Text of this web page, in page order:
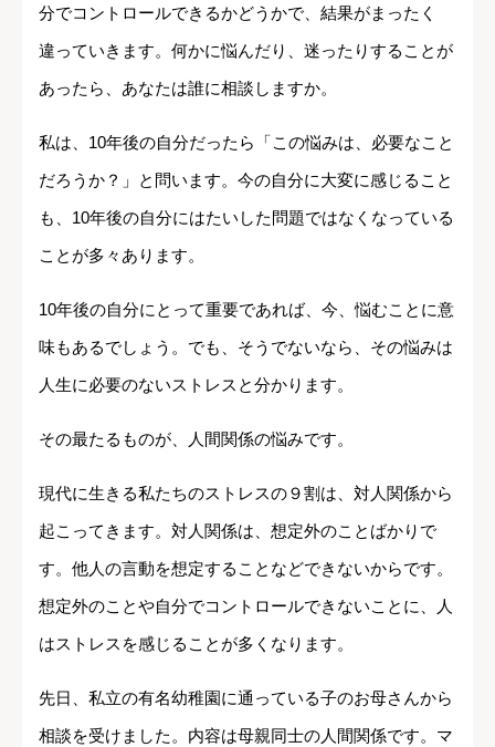
分でコントロールできるかどうかで、結果がまったく
違っていきます。何かに悩んだり、迷ったりすることが
あったら、あなたは誰に相談しますか。
私は、10年後の自分だったら「この悩みは、必要なこと
だろうか？」と問います。今の自分に大変に感じること
も、10年後の自分にはたいした問題ではなくなっている
ことが多々あります。
10年後の自分にとって重要であれば、今、悩むことに意
味もあるでしょう。でも、そうでないなら、その悩みは
人生に必要のないストレスと分かります。
その最たるものが、人間関係の悩みです。
現代に生きる私たちのストレスの９割は、対人関係から
起こってきます。対人関係は、想定外のことばかりで
す。他人の言動を想定することなどできないからです。
想定外のことや自分でコントロールできないことに、人
はストレスを感じることが多くなります。
先日、私立の有名幼稚園に通っている子のお母さんから
相談を受けました。内容は母親同士の人間関係です。マ